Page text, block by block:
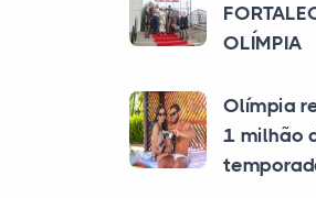
OLÍMPIA
Olímpia
1 milhão